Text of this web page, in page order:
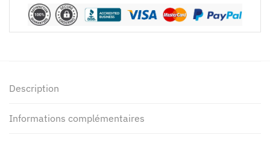
Description
Informations complémentaires